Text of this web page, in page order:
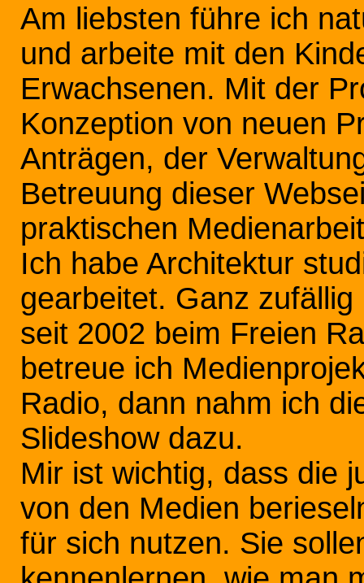
Am liebsten führe ich
und arbeite mit den
Erwachsenen. Mit der
Konzeption von neuen
Anträgen, der
Betreuung dieser
praktischen
Ich habe Architektur
gearbeitet. Ganz
seit 2002 beim Freien
betreue ich
Radio, dann nahm ich
Slideshow dazu.
Mir ist wichtig, dass die
von den Medien
für sich nutzen. Sie